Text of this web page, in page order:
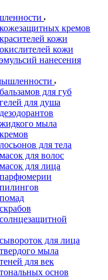
кремов
кожи
кожи
нанесения
для губ
для душа
мыла
для тела
для волос
для лица
для лица
мыла
для век
основ